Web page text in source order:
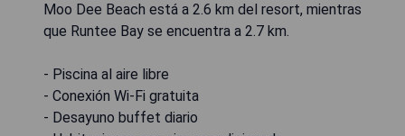
Moo Dee Beach está a 2.6 km del resort, mientras
que Runtee Bay se encuentra a 2.7 km.
- Piscina al aire libre
- Conexión Wi-Fi gratuita
- Desayuno buffet diario